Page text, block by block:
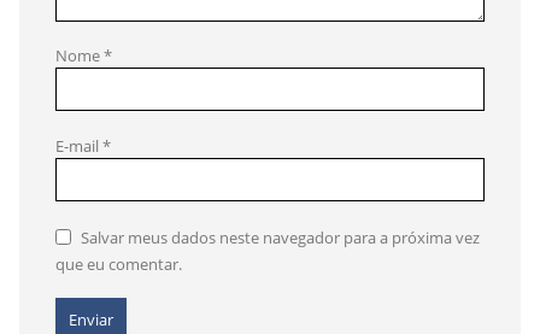
Nome*
E-mail *
Salvar meus dados neste navegador para a próxima vez
que eu comentar.